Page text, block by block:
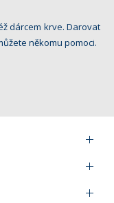
dárcem krve. Darovat
někomu pomoci.